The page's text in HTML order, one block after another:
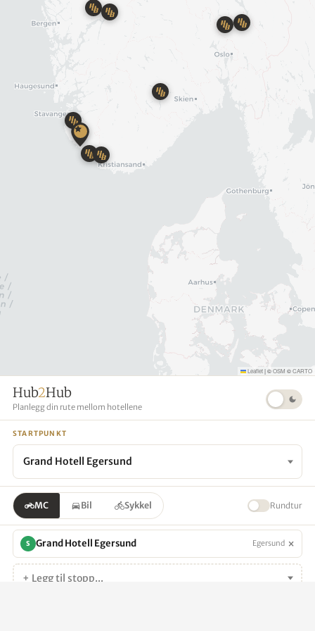
Hub2Hub
Planlegg din rute mellom hotellene
STARTPUNKT
Grand Hotell Egersund
MC Bil Sykkel Rundtur
S Grand Hotell Egersund Egersund ×
+ Legg til stopp...
Leaflet|©OSM ©CARTO